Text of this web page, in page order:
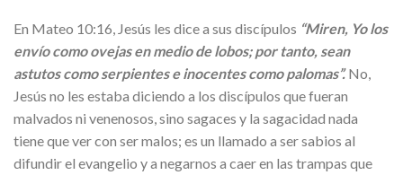
En Mateo 10:16, Jesús les dice a sus discípulos “Miren, Yo los
envío como ovejas en medio de lobos; por tanto, sean
astutos como serpientes e inocentes como palomas”.No,
Jesús no les estaba diciendo a los discípulos que fueran
malvados ni venenosos, sino sagaces y la sagacidad nada
tiene que ver con ser malos; es un llamado a ser sabios al
difundir el evangelio y a negarnos a caer en las trampas que